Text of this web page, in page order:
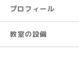
プロフィール
教室の設備